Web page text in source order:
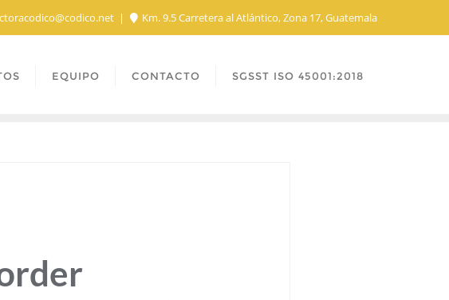
Km. 9.5 Carretera al Atlántico, Zona 17, Guatemala
EQUIPO CONTACTO SGSST ISO 45001:2018